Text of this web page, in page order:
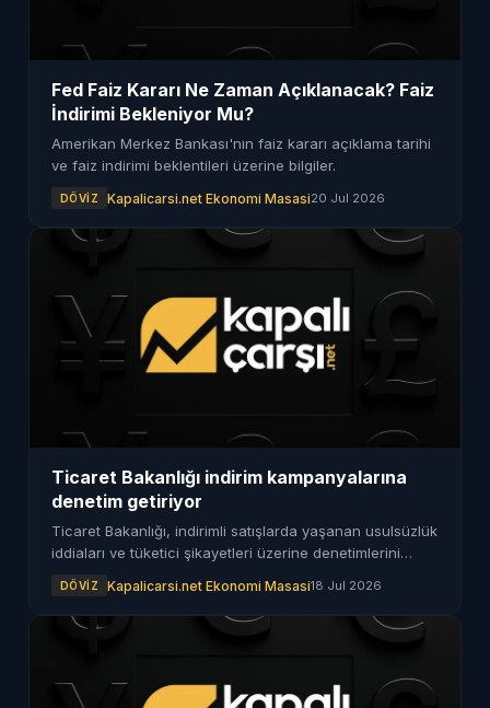
Fed Faiz Kararı Ne Zaman Açıklanacak? Faiz
İndirimi Bekleniyor Mu?
Amerikan Merkez Bankası'nın faiz kararı açıklama tarihi
ve faiz indirimi beklentileri üzerine bilgiler.
DÖVIZ Kapalicarsi.net Ekonomi Masasi20 Jul 2026
Ticaret Bakanlığı indirim kampanyalarına
denetim getiriyor
Ticaret Bakanlığı, indirimli satışlarda yaşanan usulsüzlük
iddiaları ve tüketici şikayetleri üzerine denetimlerini
önlemler alınıyor.
DÖVIZ Kapalicarsi.net Ekonomi Masasi18 Jul 2026